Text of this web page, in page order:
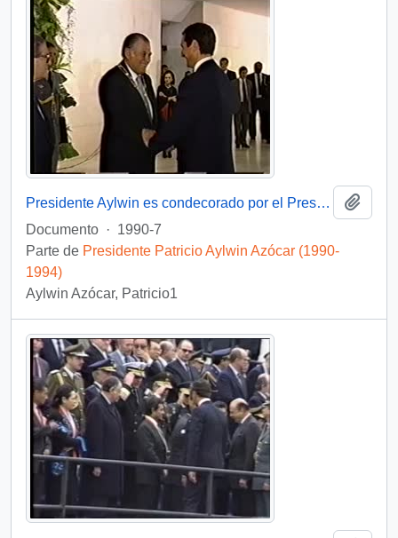
Presidente Aylwin es condecorado por el Presidente Collor de Mello en Brasil: video
Documento · 1990-7
Parte de Presidente Patricio Aylwin Azócar (1990-
1994)
Aylwin Azócar, Patricio1